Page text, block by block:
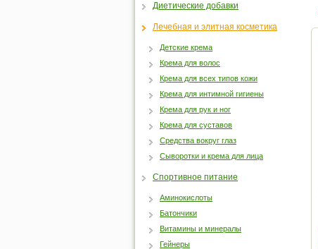
Диетические добавки
Лечебная и элитная косметика
Детские крема
Крема для волос
Крема для всех типов кожи
Крема для интимной гигиены
Крема для рук и ног
Крема для суставов
Средства вокруг глаз
Сыворотки и крема для лица
Спортивное питание
Аминокислоты
Батончики
Витамины и минералы
Гейнеры